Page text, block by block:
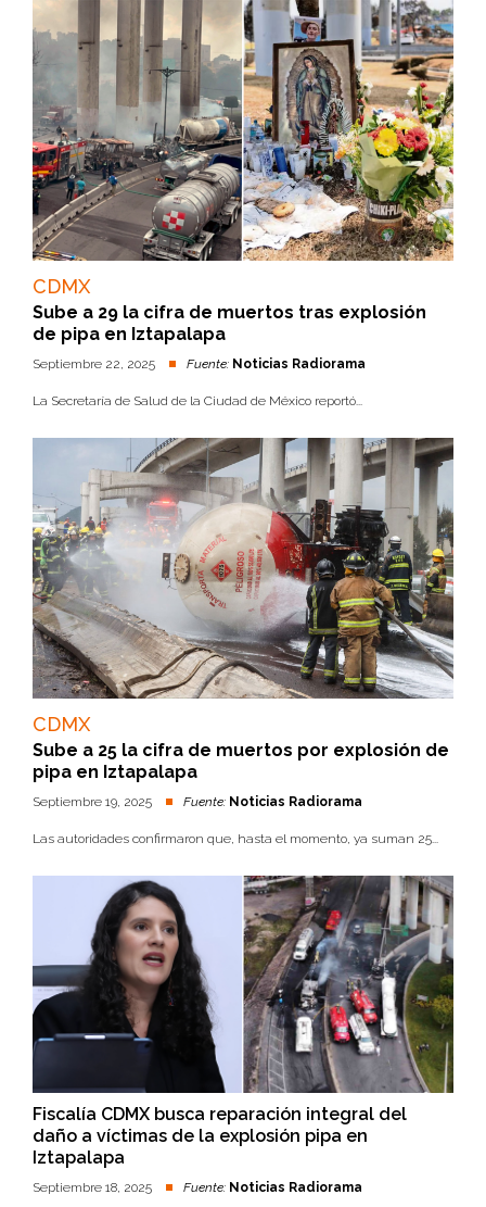
CDMX
Sube a 29 la cifra de muertos tras explosión
de pipa en Iztapalapa
Septiembre 22, 2025 Fuente: Noticias Radiorama
La Secretaría de Salud de la Ciudad de México reportó...
CDMX
Sube a 25 la cifra de muertos por explosión de
pipa en Iztapalapa
Septiembre 19, 2025 Fuente: Noticias Radiorama
Las autoridades confirmaron que, hasta el momento, ya suman 25...
Fiscalía CDMX busca reparación integral del
daño a víctimas de la explosión pipa en
Iztapalapa
Septiembre 18, 2025 Fuente: Noticias Radiorama